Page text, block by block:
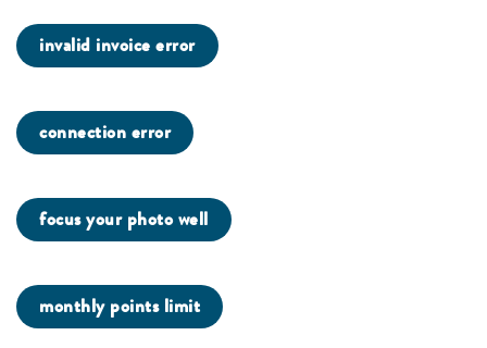
invalid invoice error
connection error
focus your photo well
monthly points limit